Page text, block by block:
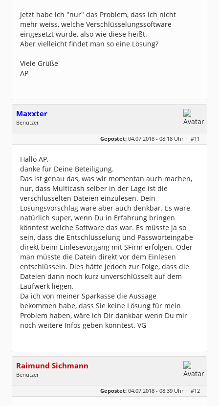
Jetzt habe ich "nur" das Problem, dass ich nicht
mehr weiss, welche Verschlüsselungssoftware
eingesetzt wurde, also wie diese heißt.
Aber vielleicht findet man so eine Lösung?
Viele Grüße
AP
Maxxter
Benutzer
Geschlecht:
keine Angabe
Dabei seit:
06 / 2018
Gepostet: 04.07.2018 - 08:18 Uhr · #11
Hallo AP,
danke für Deine Beteiligung.
Das ist genau das, was wir momentan auch machen,
nur, dass Multicash selber in der Lage ist die
verschlüsselten Dateien einzulesen. Dein
Lösungsvorschlag wäre aber auch denkbar. Es wäre
natürlich super, wenn Du in Erfahrung bringen
könntest welche Software das war. Es müsste ja so
sein, dass die Entschlüsselung und Passworteingabe
direkt beim Einlesevorgang mit SFirm erfolgen. Oder
man müsste die Datein direkt vor dem Einlesen
entschlüsseln. Dies hätte jedoch zur Folge, dass die
Dateien dann noch kurz unverschlüsselt auf dem
Laufwerk liegen.
Da ich von meiner Sparkasse die Aussage
bekommen habe, dass Sie keine Lösung für mein
Problem haben, wäre ich Dir dankbar wenn Du mir
noch weitere Infos geben könntest. VG
Raimund Sichmann
Benutzer
Dabei seit:
08 / 2002
Gepostet: 04.07.2018 - 08:39 Uhr · #12